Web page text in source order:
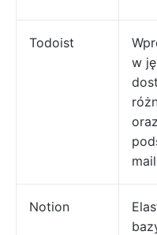
Todoist
w
Notion